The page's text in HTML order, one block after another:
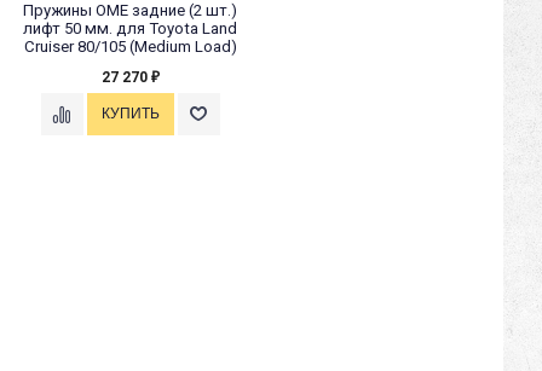
Пружины OME задние (2 шт.)
лифт 50 мм. для Toyota Land
Cruiser 80/105 (Medium Load)
27 270 ₽